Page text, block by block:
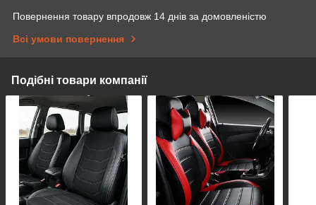
Повернення товару впродовж 14 днів за домовленістю
Всі умови повернення
Подібні товари компанії